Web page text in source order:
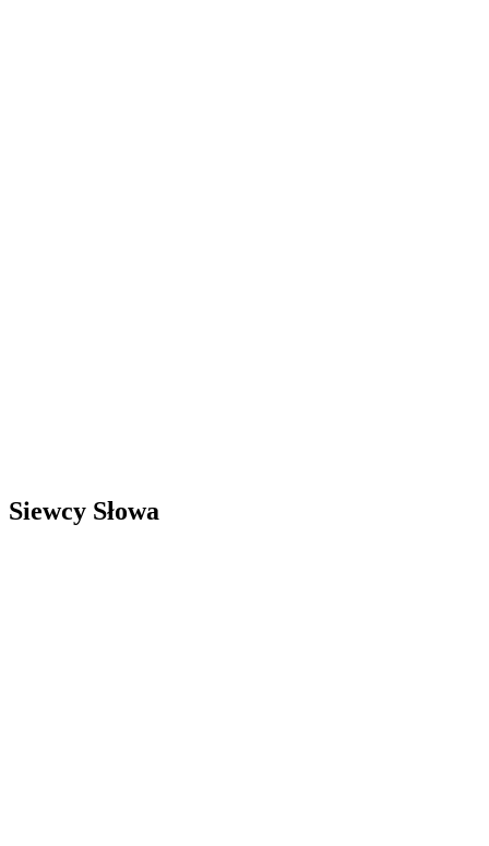
Siewcy Słowa